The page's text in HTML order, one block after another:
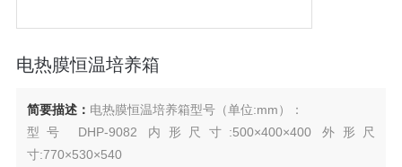
电热膜恒温培养箱
简要描述： 电热膜恒温培养箱型号（单位:mm）：
型号 DHP-9082 内形尺寸:500×400×400 外形尺
寸:770×530×540